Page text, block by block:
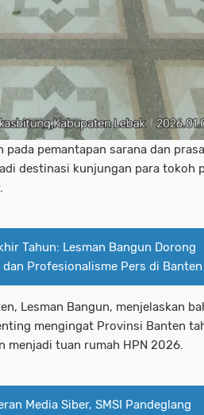
pemantapan sarana dan
destinasi kunjungan para tokoh
Tahun: Lesman Bangun Dorong
dan Profesionalisme Pers di Banten
Lesman Bangun, menjelaskan
mengingat Provinsi Banten
menjadi tuan rumah HPN 2026.
Media Siber, SMSI Pandeglang